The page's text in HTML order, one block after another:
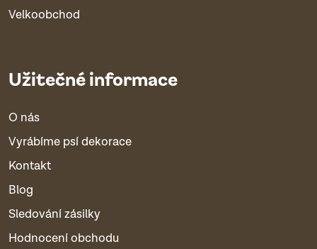
Velkoobchod
Užitečné informace
O nás
Vyrábíme psí dekorace
Kontakt
Blog
Sledování zásilky
Hodnocení obchodu